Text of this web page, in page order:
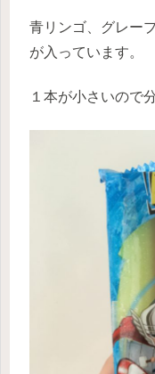
青リンゴ、グレー
が入っています。
１本が小さいので